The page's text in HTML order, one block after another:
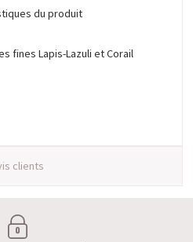
du produit
fines Lapis-Lazuli et Corail
clients